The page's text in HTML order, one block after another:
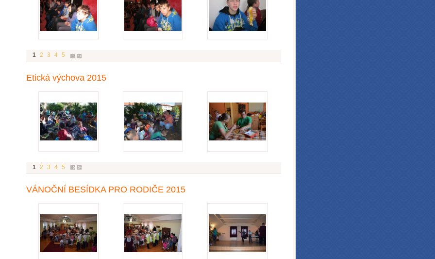
1 2 3 4 5
Etická výchova 2015
1 2 3 4 5
VÁNOČNÍ BESÍDKA PRO RODIČE 2015